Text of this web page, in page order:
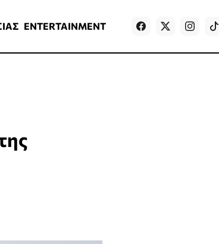
ENTERTAINMENT Games